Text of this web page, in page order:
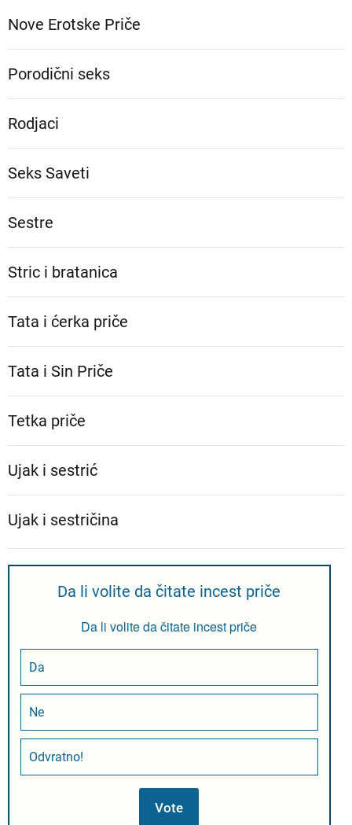
Nove Erotske Priče
Porodični seks
Rodjaci
Seks Saveti
Sestre
Stric i bratanica
Tata i ćerka priče
Tata i Sin Priče
Tetka priče
Ujak i sestrić
Ujak i sestričina
Da li volite da čitate incest priče
Da li volite da čitate incest priče
Da
Ne
Odvratno!